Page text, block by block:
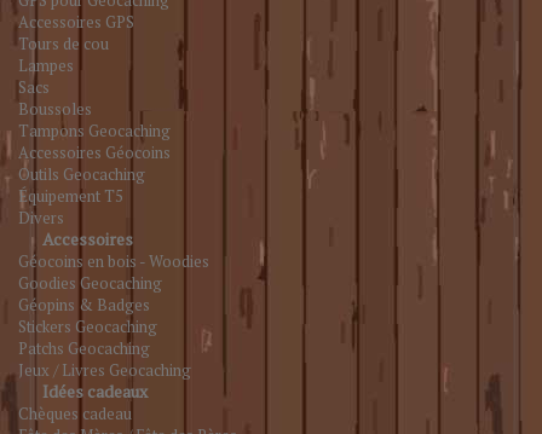
Accessoires GPS
Tours de cou
Lampes
Sacs
Boussoles
Tampons Geocaching
Accessoires Géocoins
Outils Geocaching
Équipement T5
Divers
Accessoires
Géocoins en bois - Woodies
Goodies Geocaching
Géopins & Badges
Stickers Geocaching
Patchs Geocaching
Jeux / Livres Geocaching
Idées cadeaux
Chèques cadeau